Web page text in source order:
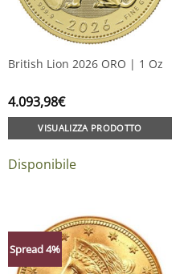
British Lion 2026 ORO | 1 Oz
4.093,98€
VISUALIZZA PRODOTTO
Disponibile
Spread 4%